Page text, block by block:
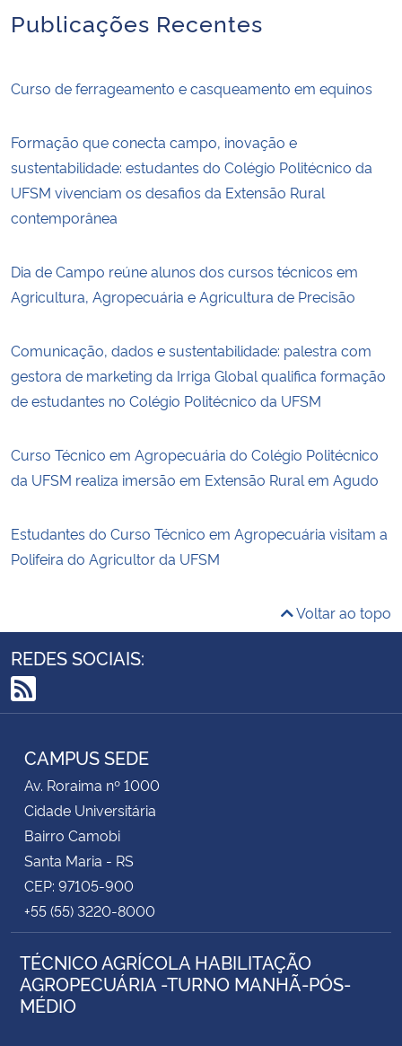
Publicações Recentes
Curso de ferrageamento e casqueamento em equinos
Formação que conecta campo, inovação e
sustentabilidade: estudantes do Colégio Politécnico da
UFSM vivenciam os desafios da Extensão Rural
contemporânea
Dia de Campo reúne alunos dos cursos técnicos em
Agricultura, Agropecuária e Agricultura de Precisão
Comunicação, dados e sustentabilidade: palestra com
gestora de marketing da Irriga Global qualifica formação
de estudantes no Colégio Politécnico da UFSM
Curso Técnico em Agropecuária do Colégio Politécnico
da UFSM realiza imersão em Extensão Rural em Agudo
Estudantes do Curso Técnico em Agropecuária visitam a
Polifeira do Agricultor da UFSM
Voltar ao topo
REDES SOCIAIS:
RSS
CAMPUS SEDE
Av. Roraima nº 1000
Cidade Universitária
Bairro Camobi
Santa Maria - RS
CEP: 97105-900
+55 (55) 3220-8000
TÉCNICO AGRÍCOLA HABILITAÇÃO
AGROPECUÁRIA -TURNO MANHÃ-PÓS-
MÉDIO